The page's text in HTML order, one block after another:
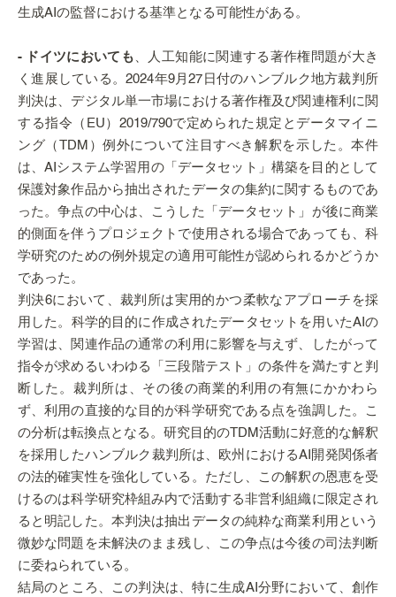
生成AIの監督における基準となる可能性がある。
- ドイツにおいても 、人工知能に関連する著作権問題が大き
く進展している。2024年9月27日付のハンブルク地方裁判所
判決は、デジタル単一市場における著作権及び関連権利に関
する指令（EU）2019/790で定められた規定とデータマイニ
ング（TDM）例外について注目すべき解釈を示した。本件
は、AIシステム学習用の「データセット」構築を目的として
保護対象作品から抽出されたデータの集約に関するものであ
った。争点の中心は、こうした「データセット」が後に商業
的側面を伴うプロジェクトで使用される場合であっても、科
学研究のための例外規定の適用可能性が認められるかどうか
であった。
判決6において、裁判所は実用的かつ柔軟なアプローチを採
用した。科学的目的に作成されたデータセットを用いたAIの
学習は、関連作品の通常の利用に影響を与えず、したがって
指令が求めるいわゆる「三段階テスト」の条件を満たすと判
断した。裁判所は、その後の商業的利用の有無にかかわら
ず、利用の直接的な目的が科学研究である点を強調した。こ
の分析は転換点となる。研究目的のTDM活動に好意的な解釈
を採用したハンブルク裁判所は、欧州におけるAI開発関係者
の法的確実性を強化している。ただし、この解釈の恩恵を受
けるのは科学研究枠組み内で活動する非営利組織に限定され
ると明記した。本判決は抽出データの純粋な商業利用という
微妙な問題を未解決のまま残し、この争点は今後の司法判断
に委ねられている。
結局のところ、この判決は、特に生成AI分野において、創作